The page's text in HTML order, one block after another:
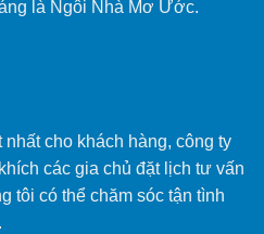
là Ngôi Nhà Mơ Ước.
cho khách hàng, công ty
các gia chủ đặt lịch tư vấn
tôi có thể chăm sóc tận tình